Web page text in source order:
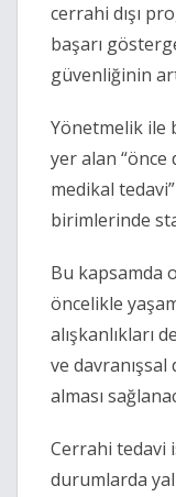
cerrahi dışı
başarı
güvenliğinin
Yönetmelik ile
yer alan “önce
medikal
birimlerinde
Bu kapsamda
öncelikle
alışkanlıkları
ve
alması
Cerrahi tedavi
durumlarda